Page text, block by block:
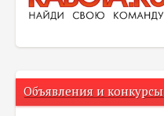
Объявления и конкурсы